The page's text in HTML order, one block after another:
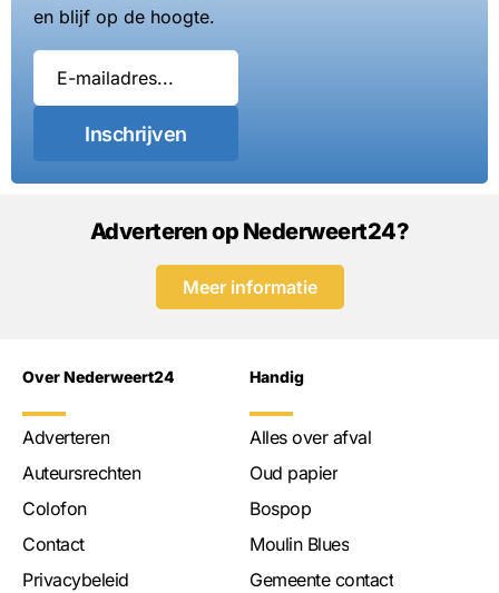
en blijf op de hoogte.
Inschrijven
Adverteren op Nederweert24?
Meer informatie
Over Nederweert24
Adverteren
Auteursrechten
Colofon
Contact
Privacybeleid
Handig
Alles over afval
Oud papier
Bospop
Moulin Blues
Gemeente contact